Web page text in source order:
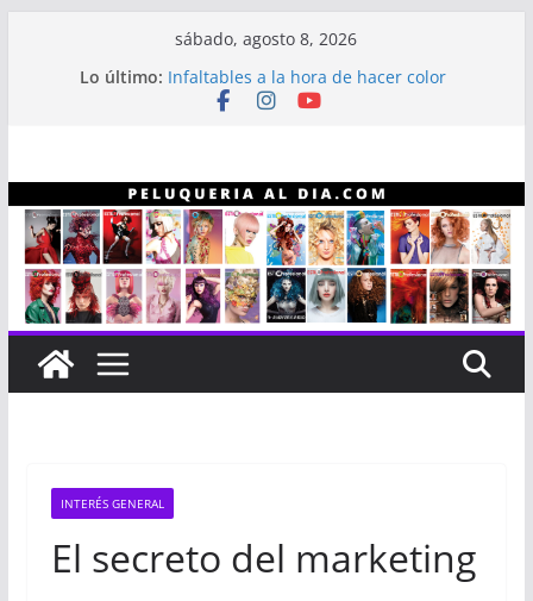
sábado, agosto 8, 2026
Lo último: Infaltables a la hora de hacer color
Línea capilar NEX
INTERÉS GENERAL
El secreto del marketing